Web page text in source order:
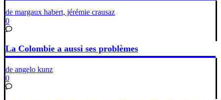
de margaux habert, jérémie crausaz
0
La Colombie a aussi ses problèmes
de angelo kunz
0